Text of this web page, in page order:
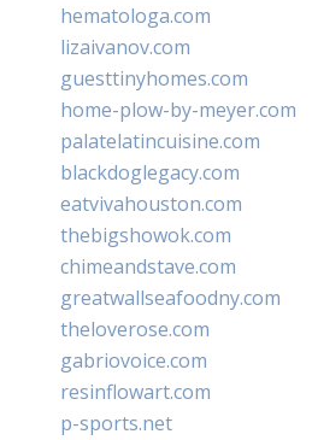
hematologa.com
lizaivanov.com
guesttinyhomes.com
home-plow-by-meyer.com
palatelatincuisine.com
blackdoglegacy.com
eatvivahouston.com
thebigshowok.com
chimeandstave.com
greatwallseafoodny.com
theloverose.com
gabriovoice.com
resinflowart.com
p-sports.net